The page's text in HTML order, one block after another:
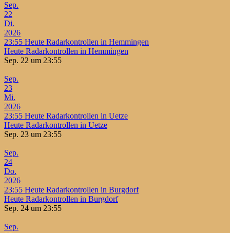
Sep.
22
Di.
2026
23:55 Heute Radarkontrollen in Hemmingen
Heute Radarkontrollen in Hemmingen
Sep. 22 um 23:55
Sep.
23
Mi.
2026
23:55 Heute Radarkontrollen in Uetze
Heute Radarkontrollen in Uetze
Sep. 23 um 23:55
Sep.
24
Do.
2026
23:55 Heute Radarkontrollen in Burgdorf
Heute Radarkontrollen in Burgdorf
Sep. 24 um 23:55
Sep.